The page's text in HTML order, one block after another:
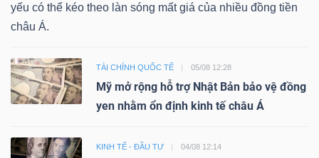
yếu có thể kéo theo làn sóng mất giá của nhiều đồng tiền
châu Á.
TÀI CHÍNH QUỐC TẾ 05/08 12:28
Mỹ mở rộng hỗ trợ Nhật Bản bảo vệ đồng
yen nhằm ổn định kinh tế châu Á
KINH TẾ - ĐẦU TƯ 04/08 12:14